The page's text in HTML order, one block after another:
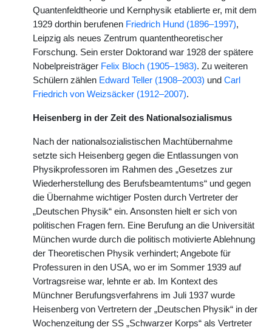
Quantenfeldtheorie und Kernphysik etablierte er, mit dem
1929 dorthin berufenen Friedrich Hund (1896–1997),
Leipzig als neues Zentrum quantentheoretischer
Forschung. Sein erster Doktorand war 1928 der spätere
Nobelpreisträger Felix Bloch (1905–1983). Zu weiteren
Schülern zählen Edward Teller (1908–2003) und Carl
Friedrich von Weizsäcker (1912–2007).
Heisenberg in der Zeit des Nationalsozialismus
Nach der nationalsozialistischen Machtübernahme
setzte sich Heisenberg gegen die Entlassungen von
Physikprofessoren im Rahmen des „Gesetzes zur
Wiederherstellung des Berufsbeamtentums“ und gegen
die Übernahme wichtiger Posten durch Vertreter der
„Deutschen Physik“ ein. Ansonsten hielt er sich von
politischen Fragen fern. Eine Berufung an die Universität
München wurde durch die politisch motivierte Ablehnung
der Theoretischen Physik verhindert; Angebote für
Professuren in den USA, wo er im Sommer 1939 auf
Vortragsreise war, lehnte er ab. Im Kontext des
Münchner Berufungsverfahrens im Juli 1937 wurde
Heisenberg von Vertretern der „Deutschen Physik“ in der
Wochenzeitung der SS „Schwarzer Korps“ als Vertreter